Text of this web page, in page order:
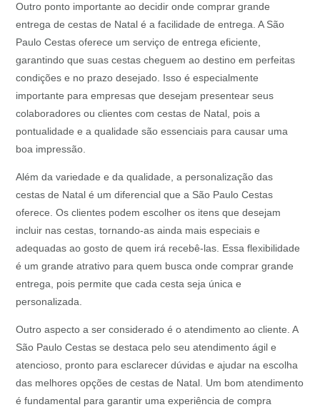
Outro ponto importante ao decidir onde comprar grande
entrega de cestas de Natal é a facilidade de entrega. A São
Paulo Cestas oferece um serviço de entrega eficiente,
garantindo que suas cestas cheguem ao destino em perfeitas
condições e no prazo desejado. Isso é especialmente
importante para empresas que desejam presentear seus
colaboradores ou clientes com cestas de Natal, pois a
pontualidade e a qualidade são essenciais para causar uma
boa impressão.
Além da variedade e da qualidade, a personalização das
cestas de Natal é um diferencial que a São Paulo Cestas
oferece. Os clientes podem escolher os itens que desejam
incluir nas cestas, tornando-as ainda mais especiais e
adequadas ao gosto de quem irá recebê-las. Essa flexibilidade
é um grande atrativo para quem busca onde comprar grande
entrega, pois permite que cada cesta seja única e
personalizada.
Outro aspecto a ser considerado é o atendimento ao cliente. A
São Paulo Cestas se destaca pelo seu atendimento ágil e
atencioso, pronto para esclarecer dúvidas e ajudar na escolha
das melhores opções de cestas de Natal. Um bom atendimento
é fundamental para garantir uma experiência de compra